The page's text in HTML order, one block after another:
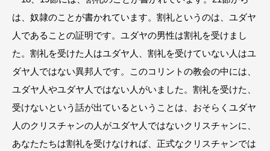
は、奴隷のことが書かれています。割礼というのは、ユダヤ
人であることの証明です。ユダヤの男性は割礼を受けまし
た。割礼を受けた人はユダヤ人、割礼を受けていない人はユ
ダヤ人ではない異邦人です。このコリントの教会の中には、
ユダヤ人やユダヤ人ではない人がいました。割礼を受けた、
受けないという話が出ているということは、おそらくユダヤ
人のクリスチャンの人がユダヤ人ではないクリスチャンに、
あなたたちは割礼を受けなければ、正式なクリスチャンでは